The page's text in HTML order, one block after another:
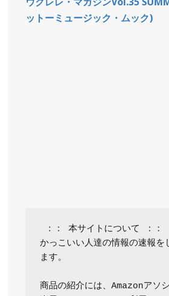
ットーミュージック・ムック)
かっこいい人達の情報の速報を
ます。
商品の紹介には、Amazonアソシ